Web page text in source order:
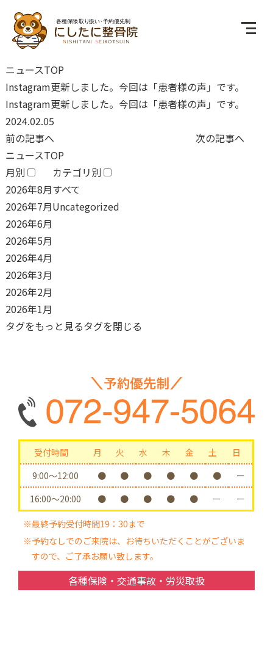
ニュースTOP
Instagram更新しました。今回は「患者様の声」です。
Instagram更新しました。今回は「患者様の声」です。
2024.02.05
前の記事へ
次の記事へ
ニュースTOP
月別
2026年8月
2026年7月
2026年6月
2026年5月
2026年4月
2026年3月
2026年2月
2026年1月
カテゴリ別
すべて
Uncategorized
タグをもっと見るタグを閉じる
受付時間 月 火 水 木 金 土
日
9:00〜12:00
● ● ● ● ● ●
ー
16:00〜20:00
● ● ● ● ● ー ー
※最終予約受付時間19：30まで
※予約なしでのご来院は、お待ちいただくことがございま
すので、ご了承お願い致します。
各種保険・交通事故・労災取扱